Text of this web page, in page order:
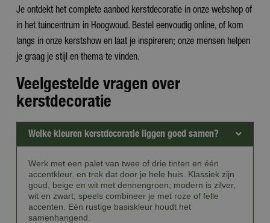
Je ontdekt het complete aanbod kerstdecoratie in onze webshop of
in het tuincentrum in Hoogwoud. Bestel eenvoudig online, of kom
langs in onze kerstshow en laat je inspireren; onze mensen helpen
je graag je stijl en thema te vinden.
Veelgestelde vragen over
kerstdecoratie
Welke kleuren kerstdecoratie liggen goed samen?
Werk met een palet van twee of drie tinten en één
accentkleur, en trek dat door je hele huis. Klassiek zijn
goud, beige en wit met dennengroen; modern is zilver,
wit en zwart; speels combineer je met roze of felle
accenten. Eén rustige basiskleur houdt het
samenhangend.